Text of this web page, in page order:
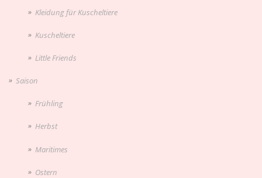
Kleidung für Kuscheltiere
Kuscheltiere
Little Friends
Saison
Frühling
Herbst
Maritimes
Ostern